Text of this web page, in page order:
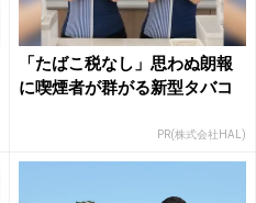
「たばこ税なし」思わぬ朗報
に喫煙者が群がる新型タバコ
PR(株式会社HAL)